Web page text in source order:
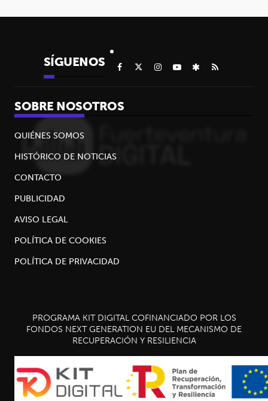
SÍGUENOS
SOBRE NOSOTROS
QUIÉNES SOMOS
HISTÓRICO DE NOTICIAS
CONTACTO
PUBLICIDAD
AVISO LEGAL
POLÍTICA DE COOKIES
POLÍTICA DE PRIVACIDAD
PROGRAMA KIT DIGITAL COFINANCIADO POR LOS
FONDOS NEXT GENERATION EU DEL MECANISMO DE
RECUPERACIÓN Y RESILIENCIA